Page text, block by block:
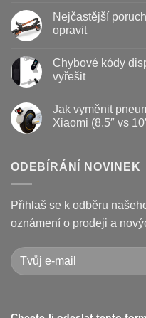
koloběžky
kdy
jak
prodloužit
životnost
u
textu
s
vyměnit
brzdové
destičky
na
koloběžce
Nejčastější
opravit
u
textu
s
poruchy
koloběžek
Kugoo
opravit
Chybové kódy
vyřešit
textu
s
displeje
Xiaomi
Pro
a
jak
je
Jak vyměnit
Xiaomi (8.5″ vs
textu
s
vyměnit
pneumatiku
na
elektrokoloběžce
(8.5″
vs
10″,
duše
ODEBÍRÁNÍ NOVINEK
Přihlaš se k odběru
oznámení o prodeji a